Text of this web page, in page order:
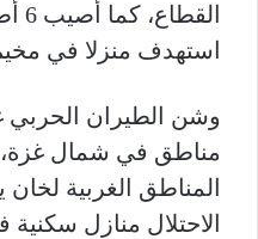
استهدف منزلا في
وشن الطيران
مناطق في شمال
المناطق الغربية
الاحتلال منازل